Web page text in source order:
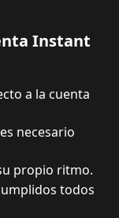
Instant
a la cuenta
necesario
propio ritmo.
todos